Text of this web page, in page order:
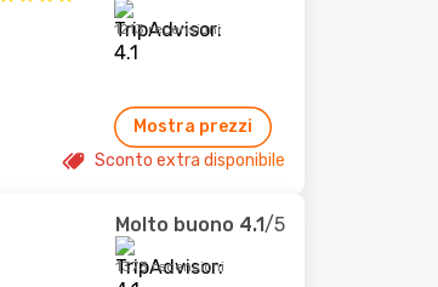
1213 recensioni
Mostra prezzi
Sconto extra disponibile
Molto buono 4.1/5
1373 recensioni